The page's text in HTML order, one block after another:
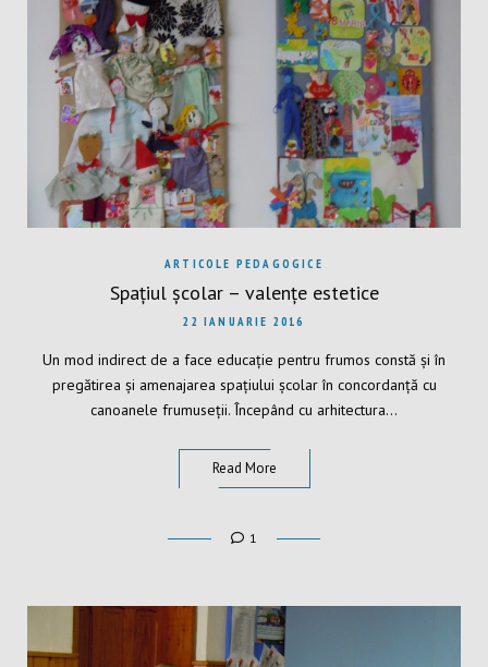
ARTICOLE PEDAGOGICE
Spațiul școlar – valențe estetice
22 IANUARIE 2016
Un mod indirect de a face educație pentru frumos constă și în
pregătirea și amenajarea spațiului școlar în concordanță cu
canoanele frumuseții. Începând cu arhitectura…
Read More
1